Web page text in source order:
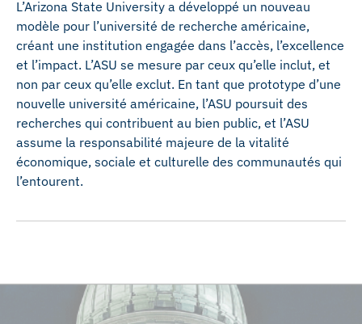
L’Arizona State University a développé un nouveau
modèle pour l’université de recherche américaine,
créant une institution engagée dans l’accès, l’excellence
et l’impact. L’ASU se mesure par ceux qu’elle inclut, et
non par ceux qu’elle exclut. En tant que prototype d’une
nouvelle université américaine, l’ASU poursuit des
recherches qui contribuent au bien public, et l’ASU
assume la responsabilité majeure de la vitalité
économique, sociale et culturelle des communautés qui
l’entourent.